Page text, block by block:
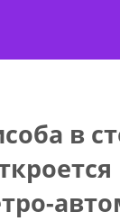
в